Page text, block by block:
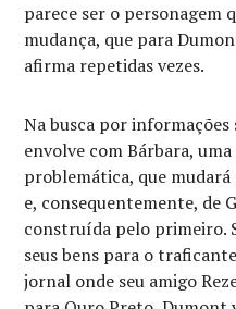
parece ser o personagem
mudança, que para
afirma repetidas vezes.
Na busca por
envolve com Bárbara,
problemática, que
e, consequentemente, de
construída pelo primeiro.
seus bens para o
jornal onde seu amigo